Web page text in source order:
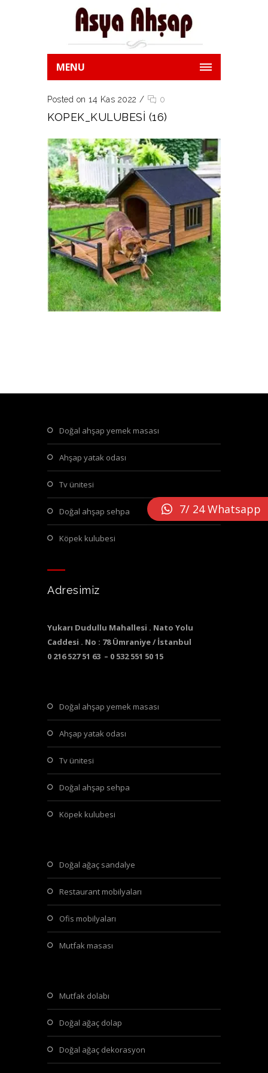
MENU
Posted on 14 Kas 2022 / 0
KOPEK_KULUBESI (16)
doğal ahşap yemek masası
ahşap yatak odası
tv ünitesi
doğal ahşap sehpa
köpek kulubesi
Adresimiz
Yukarı Dudullu Mahallesi . Nato Yolu
Caddesi . No : 78 Ümraniye / İstanbul
0 216 527 51 63 – 0 532 551 50 15
doğal ahşap yemek masası
ahşap yatak odası
tv ünitesi
doğal ahşap sehpa
köpek kulubesi
doğal ağaç sandalye
restaurant mobilyaları
ofis mobilyaları
mutfak masası
mutfak dolabı
doğal ağaç dolap
doğal ağaç dekorasyon
7/ 24 Whatsapp